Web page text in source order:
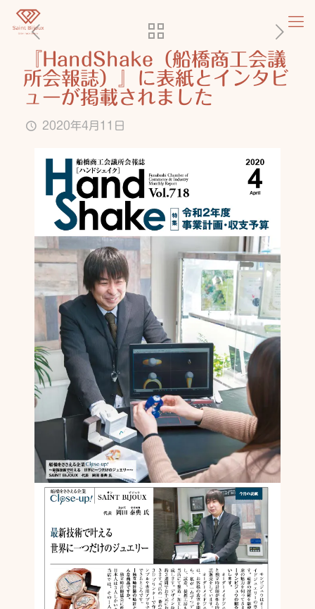
『HandShake（船橋商工会議
所会報誌）』に表紙とインタビ
ューが掲載されました
2020年4月11日